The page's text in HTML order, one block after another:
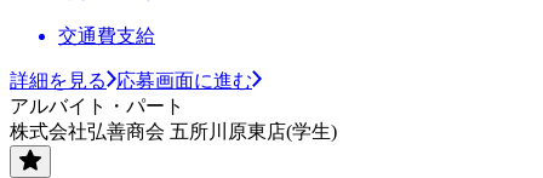
交通費支給
詳細を見る
応募画面に進む
アルバイト・パート
株式会社弘善商会 五所川原東店(学生)